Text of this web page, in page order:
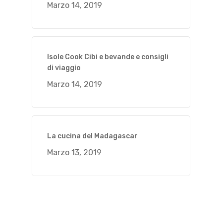
Marzo 14, 2019
Isole Cook Cibi e bevande e consigli
di viaggio
Marzo 14, 2019
La cucina del Madagascar
Marzo 13, 2019